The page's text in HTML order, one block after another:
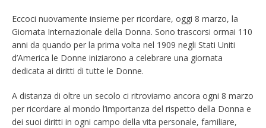
Eccoci nuovamente insieme per ricordare, oggi 8 marzo, la
Giornata Internazionale della Donna. Sono trascorsi ormai 110
anni da quando per la prima volta nel 1909 negli Stati Uniti
d’America le Donne iniziarono a celebrare una giornata
dedicata ai diritti di tutte le Donne.
A distanza di oltre un secolo ci ritroviamo ancora ogni 8 marzo
per ricordare al mondo l’importanza del rispetto della Donna e
dei suoi diritti in ogni campo della vita personale, familiare,